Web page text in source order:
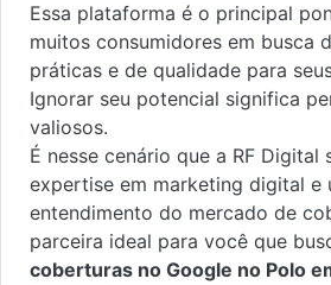
Essa plataforma é o principal
muitos consumidores em busca
práticas e de qualidade para
Ignorar seu potencial significa
valiosos.
É nesse cenário que a RF Digital
expertise em marketing digital e
entendimento do mercado de
parceira ideal para você que
coberturas no Google no Polo